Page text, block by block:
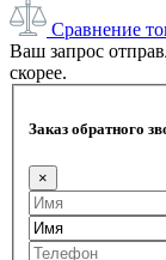
Сравнение
Ваш запрос
скорее.
Заказ обратного
×